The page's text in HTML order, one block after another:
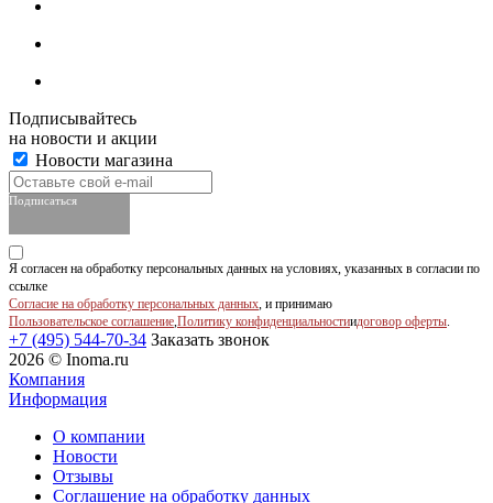
Подписывайтесь
на новости и акции
Новости магазина
Подписаться
Я согласен на обработку персональных данных на условиях, указанных в согласии по
ссылке
Согласие на обработку персональных данных, и принимаю
Пользовательское соглашение,Политику конфиденциальностиидоговор оферты.
+7 (495) 544-70-34 Заказать звонок
2026 © Inoma.ru
Компания
Информация
О компании
Новости
Отзывы
Соглашение на обработку данных